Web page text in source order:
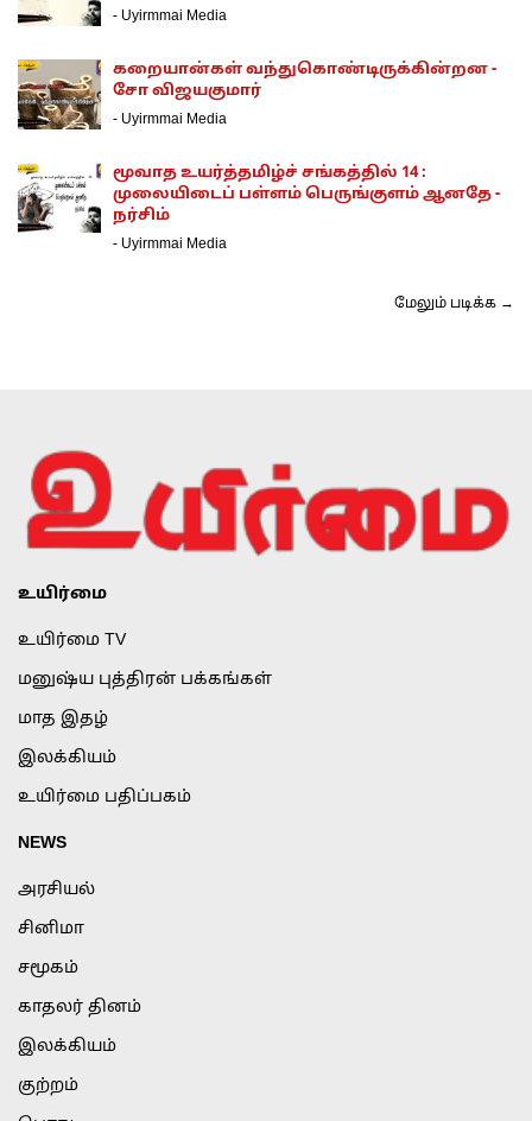
- Uyirmmai Media
கறையான்கள் வந்துகொண்டிருக்கின்றன -
சோ விஜயகுமார்
- Uyirmmai Media
மூவாத உயர்த்தமிழ்ச் சங்கத்தில் 14 :
முலையிடைப் பள்ளம் பெருங்குளம் ஆனதே -
நர்சிம்
- Uyirmmai Media
மேலும் படிக்க →
உயிர்மை
உயிர்மை TV
மனுஷ்ய புத்திரன் பக்கங்கள்
மாத இதழ்
இலக்கியம்
உயிர்மை பதிப்பகம்
NEWS
அரசியல்
சினிமா
சமூகம்
காதலர் தினம்
இலக்கியம்
குற்றம்